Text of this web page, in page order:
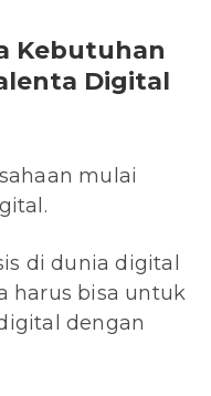
Kebutuhan
Digital
mulai
di dunia digital
harus bisa untuk
dengan